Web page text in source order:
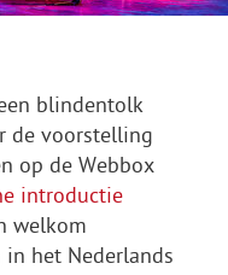
blindentolk
de voorstelling
op de Webbox
introductie
welkom
het Nederlands